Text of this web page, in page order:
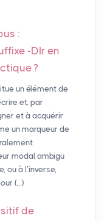
:
-DIr en
?
un élément de
et, par
et à acquérir
un marqueur de
modal ambigu
ou à l’inverse,
(…)
de